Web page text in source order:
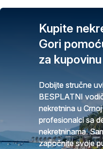
Kupite
Gori
za kupovinu
Dobijte stručne
BESPLATNI
nekretnina u
profesionalci sa
nekretninama.
započnite svoje